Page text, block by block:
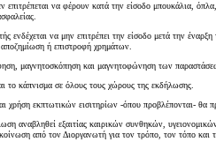
επιτρέπεται να φέρουν κατά την είσοδο μπουκάλια,
ενδέχεται να μην επιτρέπει την είσοδο μετά την
αποζημίωση ή επιστροφή χρημάτων.
μαγνητοσκόπηση και μαγνητοφώνηση των
το κάπνισμα σε όλους τους χώρους της εκδήλωσης.
χρήση εκπτωτικών εισιτηρίων -όπου προβλέπονται- θα
αναβληθεί εξαιτίας καιρικών συνθηκών,
από τον Διοργανωτή για τον τρόπο, τον τόπο και